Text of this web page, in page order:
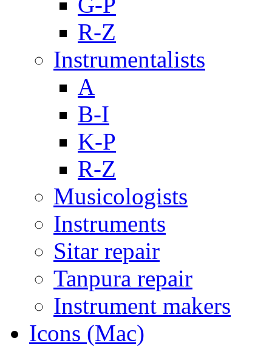
R-Z
Instrumentalists
A
B-I
K-P
R-Z
Musicologists
Instruments
Sitar repair
Tanpura repair
Instrument makers
Icons (Mac)